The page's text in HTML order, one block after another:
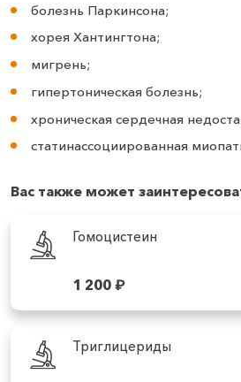
болезнь Паркинсона;
хорея Хантингтона;
мигрень;
гипертоническая болезнь;
хроническая сердечная
статинассоциированная
Вас также может
Гомоцистеин
1 200₽
Триглицериды